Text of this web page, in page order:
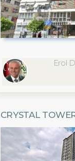
Erol
CRYSTAL